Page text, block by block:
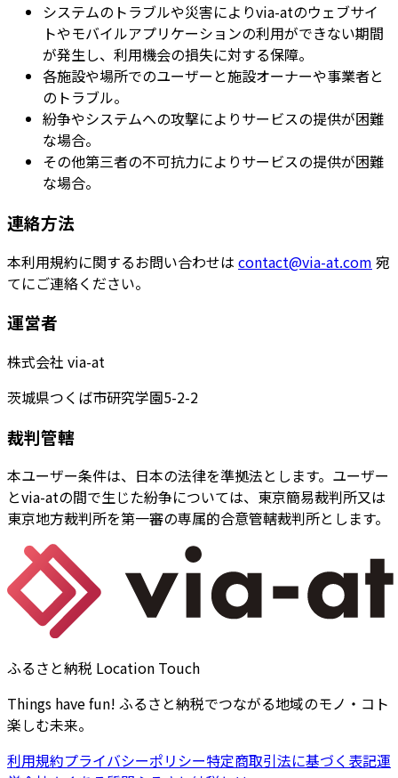
システムのトラブルや災害によりvia-atのウェブサイ
トやモバイルアプリケーションの利用ができない期間
が発生し、利用機会の損失に対する保障。
各施設や場所でのユーザーと施設オーナーや事業者と
のトラブル。
紛争やシステムへの攻撃によりサービスの提供が困難
な場合。
その他第三者の不可抗力によりサービスの提供が困難
な場合。
連絡方法
本利用規約に関するお問い合わせは contact@via-at.com 宛
てにご連絡ください。
運営者
株式会社 via-at
茨城県つくば市研究学園5-2-2
裁判管轄
本ユーザー条件は、日本の法律を準拠法とします。ユーザー
とvia-atの間で生じた紛争については、東京簡易裁判所又は
東京地方裁判所を第一審の専属的合意管轄裁判所とします。
ふるさと納税 Location Touch
Things have fun! ふるさと納税でつながる地域のモノ・コト
楽しむ未来。
利用規約プライバシーポリシー特定商取引法に基づく表記運